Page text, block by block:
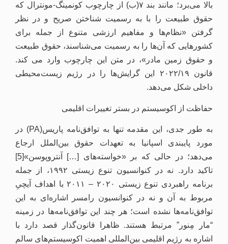
بالا می‌برد؛ مانند بند ۷(ب) از چارچوب کونمینگ-مونترال که
حقوق طبیعت را با به رسمیت شناختن صریح و در نظر
گرفتن «نظام‌ها و مفاهیم ارزشی متنوع از جمله برای
کشورهایی که آن‌ها را به رسمیت می‌شناسند، حقوق طبیعت
و حقوق زمین مادر»، در متن این چارچوب وارد می کند.
قانون ۲۰۲۲/۱۹ این گرایش‌ها را در رژیم زیست‌محیطی
داخلی شکل می‌دهد.
حفاظت از اکوسیستم در بستر تغییرات اقلیمی
به طور جدی، این مقدمه تنها به توافق‌نامه پاریس(PA) در
مورد پایبندی اسپانیا به تعهدات حقوق بین‌الملل ارجاع
می‌دهد؛ در حالی که بر «خواسته‌های […] آنتروپوسن»[5]
تاکید دارد. نه در کنوانسیون تنوع زیستی ۱۹۹۲، از جمله
برنامه راهبردی تنوع زیستی ۲۰۲۰ – ۲۰۱۱ با اهداف آیچیِ
مربوط به آن و نه در کنوانسیون رامسر اشاره‌ای به این
توافق‌نامه‌ها نشده است؛ هر چند این توافق‌نامه‌ها در زمینه
“مار مِنور” مرتبط هستند. ظاهرا قانون‌گذار قصد دارد با
اشاره به رژیم اقلیمی بین‌المللی اهمیت اکوسیستم‌های سالم